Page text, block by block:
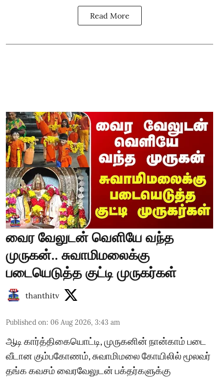
Read More
வைர வேலுடன் வெளியே வந்த
முருகன்.. சுவாமிமலைக்கு
படையெடுத்த குட்டி முருகர்கள்
thanthitv
Published on: 06 Aug 2026, 3:43 am
ஆடி கார்த்திகையொட்டி, முருகனின் நான்காம் படை
வீடான கும்பகோணம், சுவாமிமலை கோயிலில் மூலவர்
தங்க கவசம் வைரவேலுடன் பக்தர்களுக்கு